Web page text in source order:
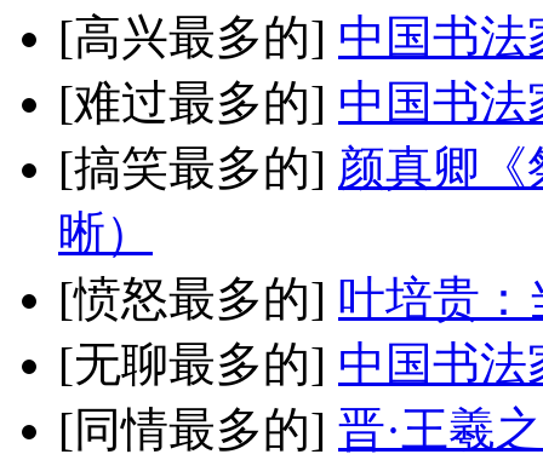
[高兴最多的] 中国书法
[难过最多的] 中国书法
[搞笑最多的] 颜真卿《
晰）
[愤怒最多的] 叶培贵：
[无聊最多的] 中国书法
[同情最多的] 晋·王羲